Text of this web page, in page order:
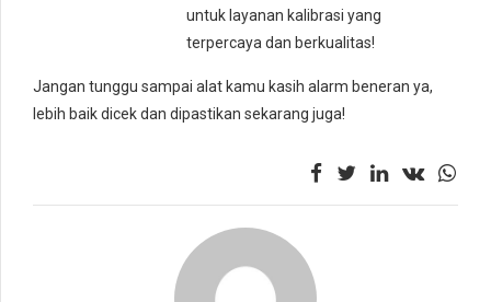
untuk layanan kalibrasi yang
terpercaya dan berkualitas!
Jangan tunggu sampai alat kamu kasih alarm beneran ya,
lebih baik dicek dan dipastikan sekarang juga!